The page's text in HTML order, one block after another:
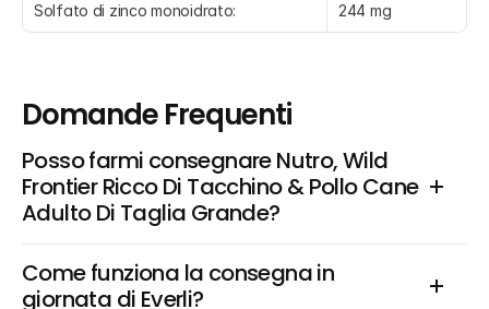
Solfato di zinco monoidrato: 244 mg
Domande Frequenti
Posso farmi consegnare Nutro, Wild
Frontier Ricco Di Tacchino & Pollo Cane
Adulto Di Taglia Grande?
Come funziona la consegna in
giornata di Everli?